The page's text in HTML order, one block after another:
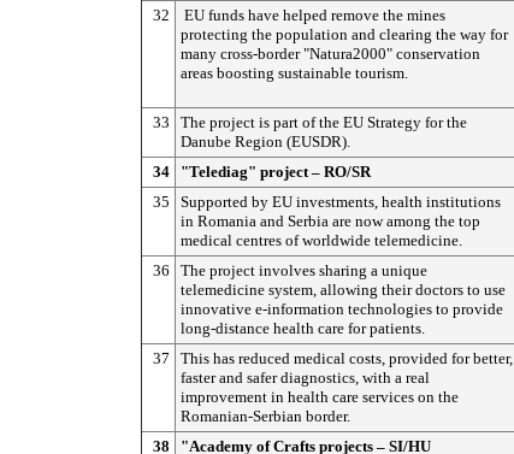
32
EU funds have helped remove the mines
protecting the population and clearing the way for
many cross-border "Natura2000" conservation
areas boosting sustainable tourism.
33
The project is part of the EU Strategy for the
Danube Region (EUSDR).
34
"Telediag" project – RO/SR
35
Supported by EU investments, health institutions
in Romania and Serbia are now among the top
medical centres of worldwide telemedicine.
36
The project involves sharing a unique
telemedicine system, allowing their doctors to use
innovative e-information technologies to provide
long-distance health care for patients.
37
This has reduced medical costs, provided for better,
faster and safer diagnostics, with a real
improvement in health care services on the
Romanian-Serbian border.
38
"Academy of Crafts projects – SI/HU